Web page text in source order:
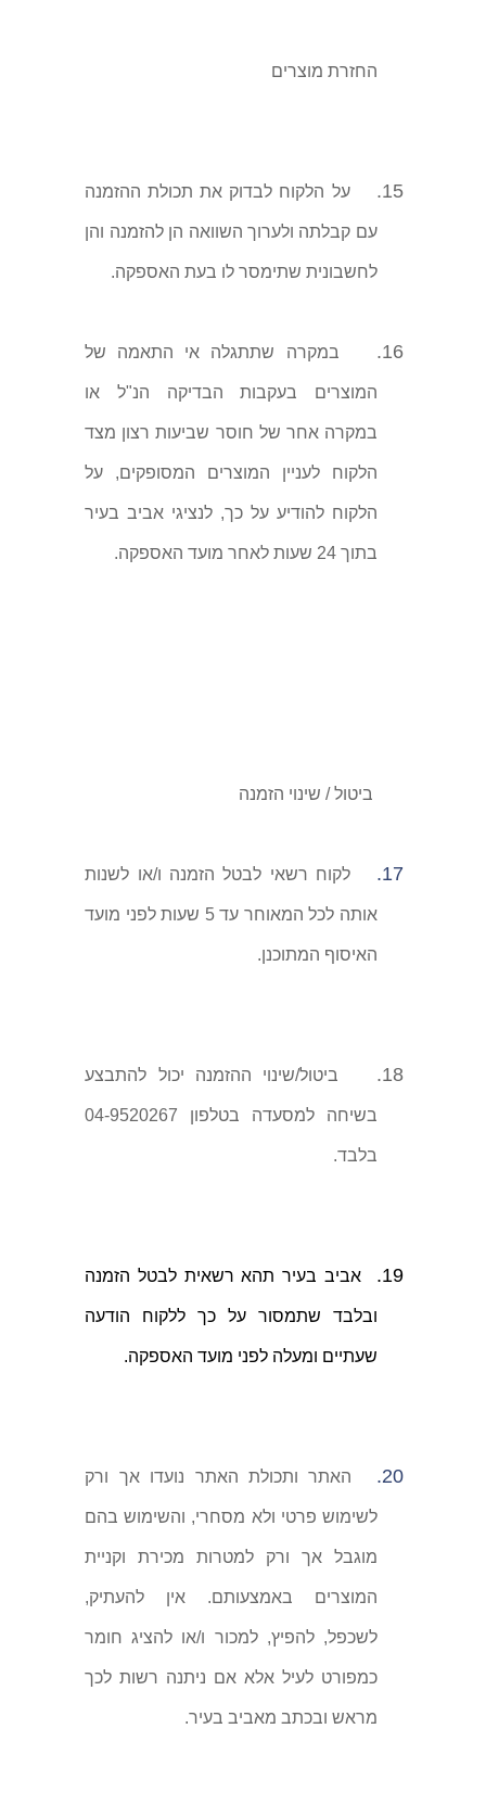
החזרת מוצרים
15. על הלקוח לבדוק את תכולת ההזמנה
עם קבלתה ולערוך השוואה הן להזמנה והן
לחשבונית שתימסר לו בעת האספקה.
16. במקרה שתתגלה אי התאמה של
המוצרים בעקבות הבדיקה הנ"ל או
במקרה אחר של חוסר שביעות רצון מצד
הלקוח לעניין המוצרים המסופקים, על
הלקוח להודיע על כך, לנציגי אביב בעיר
בתוך 24 שעות לאחר מועד האספקה.
ביטול / שינוי הזמנה
17. לקוח רשאי לבטל הזמנה ו/או לשנות
אותה לכל המאוחר עד 5 שעות לפני מועד
האיסוף המתוכנן.
18. ביטול/שינוי ההזמנה יכול להתבצע
בשיחה למסעדה בטלפון 04-9520267
בלבד.
19. אביב בעיר תהא רשאית לבטל הזמנה
ובלבד שתמסור על כך ללקוח הודעה
שעתיים ומעלה לפני מועד האספקה.
20. האתר ותכולת האתר נועדו אך ורק
לשימוש פרטי ולא מסחרי, והשימוש בהם
מוגבל אך ורק למטרות מכירת וקניית
המוצרים באמצעותם. אין להעתיק,
לשכפל, להפיץ, למכור ו/או להציג חומר
כמפורט לעיל אלא אם ניתנה רשות לכך
מראש ובכתב מאביב בעיר.